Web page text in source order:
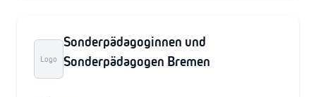
Logo
Sonderpädagoginnen und
Sonderpädagogen Bremen